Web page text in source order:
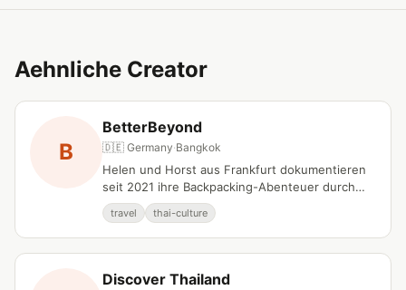
Aehnliche Creator
B
BetterBeyond
🇩🇪 Germany·Bangkok
Helen und Horst aus Frankfurt dokumentieren
seit 2021 ihre Backpacking-Abenteuer durch
Asien mit detaillierten Reiseguides und
praktischen Tipps.
travel thai-culture
Discover Thailand